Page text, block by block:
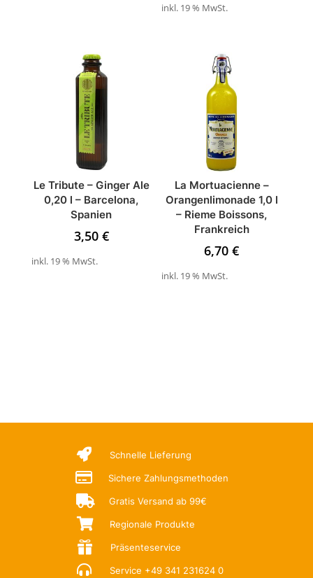
inkl. 19 % MwSt.
Le Tribute – Ginger Ale
0,20 l – Barcelona,
Spanien
3,50 €
inkl. 19 % MwSt.
La Mortuacienne –
Orangenlimonade 1,0 l
– Rieme Boissons,
Frankreich
6,70€
inkl. 19 % MwSt.
 Schnelle Lieferung
 Sichere Zahlungsmethoden
 Gratis Versand ab 99€
 Regionale Produkte
 Präsenteservice
 Service +49 341 231624 0